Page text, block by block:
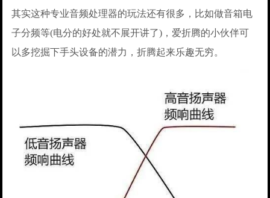
其实这种专业音频处理器的玩法还有很多，比如做音箱电
子分频等(电分的好处就不展开讲了)，爱折腾的小伙伴可
以多挖掘下手头设备的潜力，折腾起来乐趣无穷。